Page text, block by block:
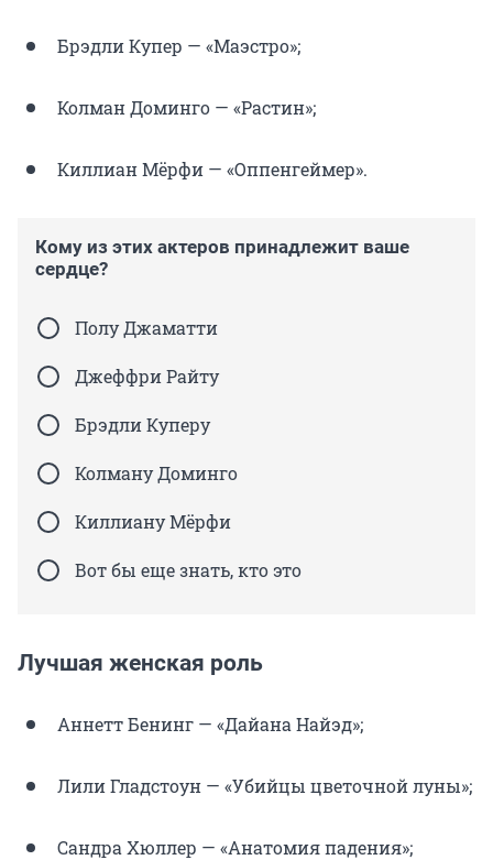
Брэдли Купер — «Маэстро»;
Колман Доминго — «Растин»;
Киллиан Мёрфи — «Оппенгеймер».
Кому из этих актеров принадлежит ваше
сердце?
Полу Джаматти
Джеффри Райту
Брэдли Куперу
Колману Доминго
Киллиану Мёрфи
Вот бы еще знать, кто это
Лучшая женская роль
Аннетт Бенинг — «Дайана Найэд»;
Лили Гладстоун — «Убийцы цветочной луны»;
Сандра Хюллер — «Анатомия падения»;